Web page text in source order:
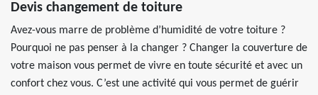
Devis changement de toiture
Avez-vous marre de problème d’humidité de votre toiture ?
Pourquoi ne pas penser à la changer ? Changer la couverture de
votre maison vous permet de vivre en toute sécurité et avec un
confort chez vous. C’est une activité qui vous permet de guérir